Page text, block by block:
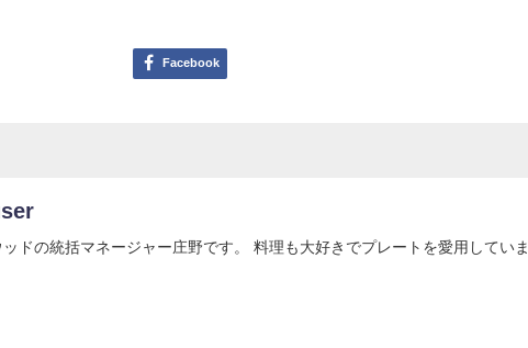
Facebook
ッドの統括マネージャー庄野です。 料理も大好きでプレートを愛用していま